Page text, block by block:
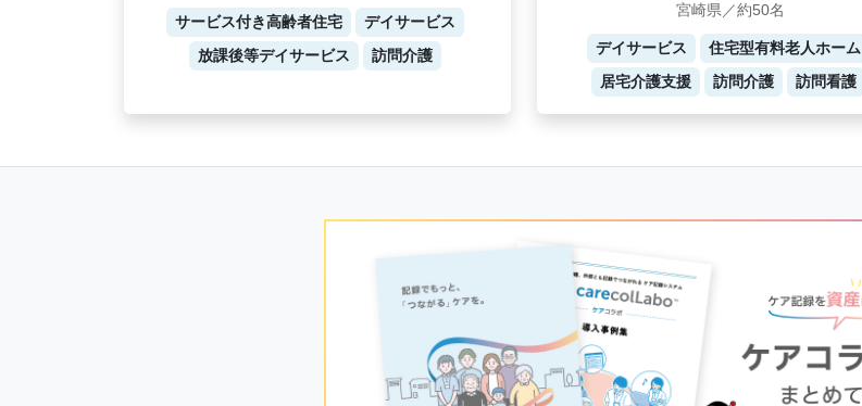
サービス付き高齢者住宅
デイサービス
放課後等デイサービス
訪問介護
宮崎県／約50名
デイサービス
住宅型有料老人ホーム
居宅介護支援
訪問介護 訪問看護